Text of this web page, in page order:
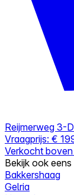
Reijmerweg 3-D
Vraagprijs: €
Verkocht
Bekijk ook
Bakkershaag
Gelria